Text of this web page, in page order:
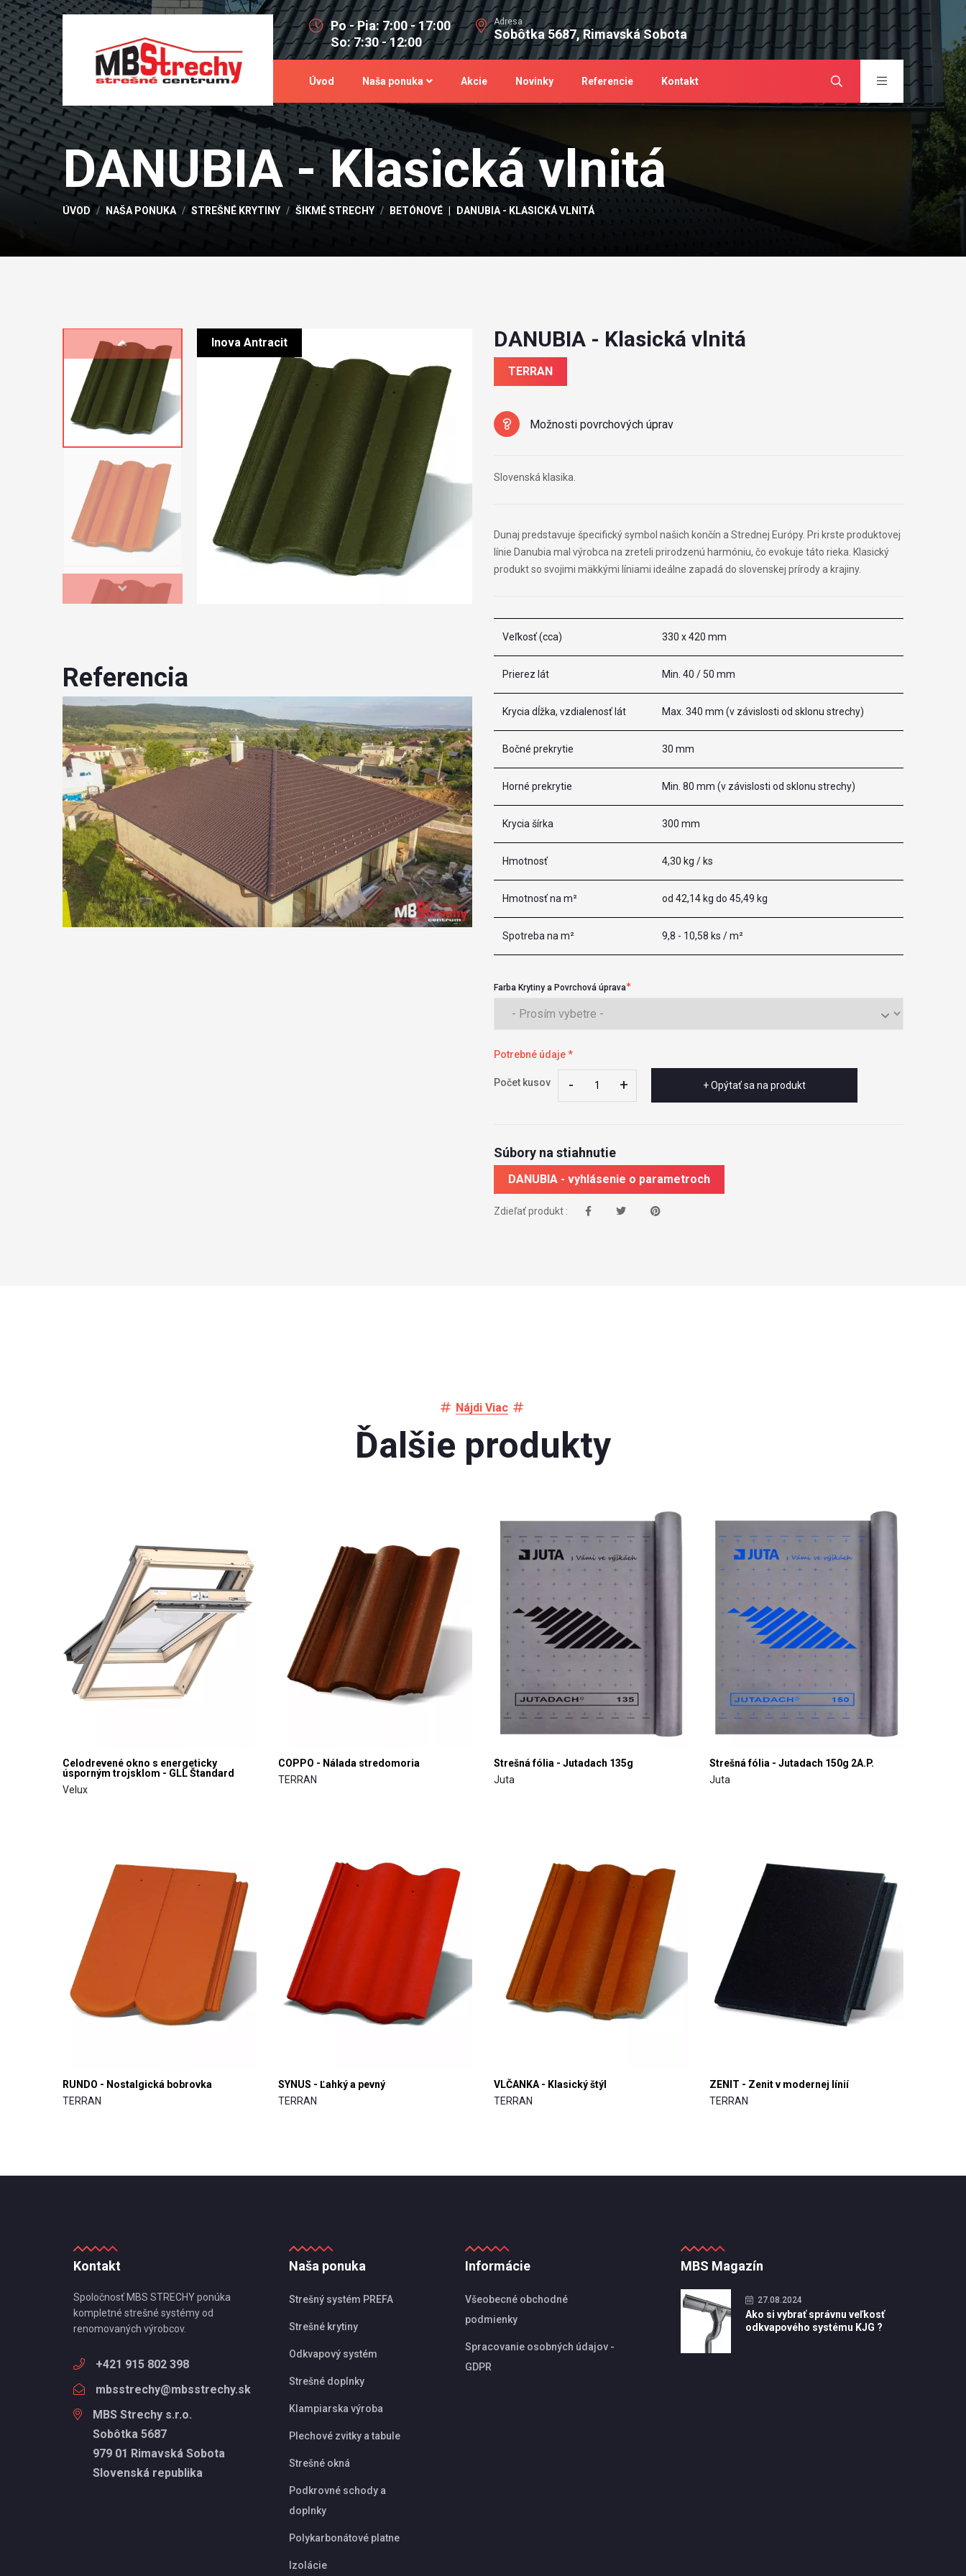
Po - Pia: 7:00 - 17:00
So: 7:30 - 12:00
Adresa
Sobôtka 5687, Rimavská Sobota
Úvod Naša ponuka Akcie Novinky Referencie Kontakt
DANUBIA - Klasická vlnitá
ÚVOD NAŠA PONUKA STREŠNÉ KRYTINY ŠIKMÉ STRECHY BETÓNOVÉ DANUBIA - KLASICKÁ VLNITÁ
Inova Antracit
Referencia
DANUBIA - Klasická vlnitá
TERRAN
Možnosti povrchových úprav
Slovenská klasika.
Dunaj predstavuje špecifický symbol našich končín a Strednej Európy. Pri krste produktovej
línie Danubia mal výrobca na zreteli prirodzenú harmóniu, čo evokuje táto rieka. Klasický
produkt so svojimi mäkkými líniami ideálne zapadá do slovenskej prírody a krajiny.
Veľkosť (cca) 330 x 420 mm
Prierez lát Min. 40 / 50 mm
Krycia dĺžka, vzdialenosť lát Max. 340 mm (v závislosti od sklonu strechy)
Bočné prekrytie 30 mm
Horné prekrytie Min. 80 mm (v závislosti od sklonu strechy)
Krycia šírka 300 mm
Hmotnosť 4,30 kg / ks
Hmotnosť na m² od 42,14 kg do 45,49 kg
Spotreba na m² 9,8 - 10,58 ks / m²
Farba Krytiny a Povrchová úprava
Potrebné údaje *
Počet kusov - +
- + + Opýtať sa na produkt
Súbory na stiahnutie
DANUBIA - vyhlásenie o parametroch
Zdieľať produkt :
Nájdi Viac
Ďalšie produkty
Celodrevené okno s energeticky
úsporným trojsklom - GLL Štandard
Velux
COPPO - Nálada stredomoria
TERRAN
Strešná fólia - Jutadach 135g
Juta
Strešná fólia - Jutadach 150g 2A.P.
Juta
RUNDO - Nostalgická bobrovka
TERRAN
SYNUS - Ľahký a pevný
TERRAN
VLČANKA - Klasický štýl
TERRAN
ZENIT - Zenit v modernej línií
TERRAN
Kontakt
Spoločnosť MBS STRECHY ponúka
kompletné strešné systémy od
renomovaných výrobcov.
+421 915 802 398
mbsstrechy@mbsstrechy.sk
MBS Strechy s.r.o.
Sobôtka 5687
979 01 Rimavská Sobota
Slovenská republika
Naša ponuka
Strešný systém PREFA
Strešné krytiny
Odkvapový systém
Strešné doplnky
Klampiarska výroba
Plechové zvitky a tabule
Strešné okná
Podkrovné schody a
doplnky
Polykarbonátové platne
Izolácie
Informácie
Všeobecné obchodné
podmienky
Spracovanie osobných údajov -
GDPR
MBS Magazín
27.08.2024
Ako si vybrať správnu veľkosť
odkvapového systému KJG ?